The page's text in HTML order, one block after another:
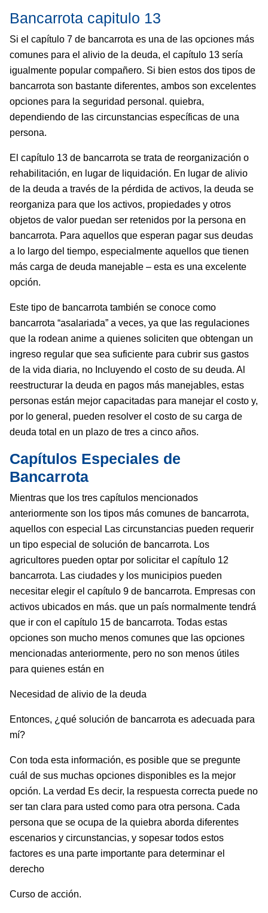
Bancarrota capitulo 13
Si el capítulo 7 de bancarrota es una de las opciones más
comunes para el alivio de la deuda, el capítulo 13 sería
igualmente popular compañero. Si bien estos dos tipos de
bancarrota son bastante diferentes, ambos son excelentes
opciones para la seguridad personal. quiebra,
dependiendo de las circunstancias específicas de una
persona.
El capítulo 13 de bancarrota se trata de reorganización o
rehabilitación, en lugar de liquidación. En lugar de alivio
de la deuda a través de la pérdida de activos, la deuda se
reorganiza para que los activos, propiedades y otros
objetos de valor puedan ser retenidos por la persona en
bancarrota. Para aquellos que esperan pagar sus deudas
a lo largo del tiempo, especialmente aquellos que tienen
más carga de deuda manejable – esta es una excelente
opción.
Este tipo de bancarrota también se conoce como
bancarrota “asalariada” a veces, ya que las regulaciones
que la rodean anime a quienes soliciten que obtengan un
ingreso regular que sea suficiente para cubrir sus gastos
de la vida diaria, no Incluyendo el costo de su deuda. Al
reestructurar la deuda en pagos más manejables, estas
personas están mejor capacitadas para manejar el costo y,
por lo general, pueden resolver el costo de su carga de
deuda total en un plazo de tres a cinco años.
Capítulos Especiales de
Bancarrota
Mientras que los tres capítulos mencionados
anteriormente son los tipos más comunes de bancarrota,
aquellos con especial Las circunstancias pueden requerir
un tipo especial de solución de bancarrota. Los
agricultores pueden optar por solicitar el capítulo 12
bancarrota. Las ciudades y los municipios pueden
necesitar elegir el capítulo 9 de bancarrota. Empresas con
activos ubicados en más. que un país normalmente tendrá
que ir con el capítulo 15 de bancarrota. Todas estas
opciones son mucho menos comunes que las opciones
mencionadas anteriormente, pero no son menos útiles
para quienes están en
Necesidad de alivio de la deuda
Entonces, ¿qué solución de bancarrota es adecuada para
mí?
Con toda esta información, es posible que se pregunte
cuál de sus muchas opciones disponibles es la mejor
opción. La verdad Es decir, la respuesta correcta puede no
ser tan clara para usted como para otra persona. Cada
persona que se ocupa de la quiebra aborda diferentes
escenarios y circunstancias, y sopesar todos estos
factores es una parte importante para determinar el
derecho
Curso de acción.